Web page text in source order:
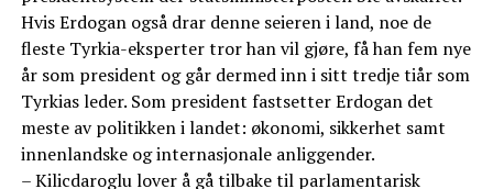
Hvis Erdogan også drar denne seieren i land, noe de
fleste Tyrkia-eksperter tror han vil gjøre, få han fem nye
år som president og går dermed inn i sitt tredje tiår som
Tyrkias leder. Som president fastsetter Erdogan det
meste av politikken i landet: økonomi, sikkerhet samt
innenlandske og internasjonale anliggender.
– Kilicdaroglu lover å gå tilbake til parlamentarisk